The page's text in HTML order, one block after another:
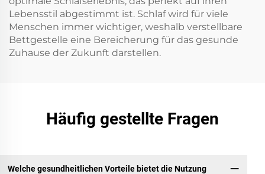
Lebensstil abgestimmt ist. Schlaf wird für viele
Menschen immer wichtiger, weshalb verstellbare
Bettgestelle eine Bereicherung für das gesunde
Zuhause der Zukunft darstellen.
Häufig gestellte Fragen
Welche gesundheitlichen Vorteile bietet die Nutzung